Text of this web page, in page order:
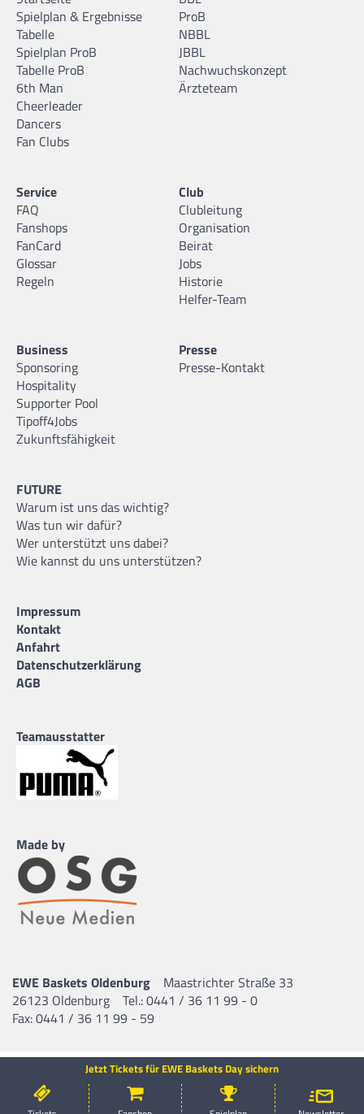
Jetzt Tickets für EWE Baskets Day sichern
Spielplan & Ergebnisse
Tabelle
Spielplan ProB
Tabelle ProB
6th Man
Cheerleader
Dancers
Fan Clubs
ProB
NBBL
JBBL
Nachwuchskonzept
Ärzteteam
Service
FAQ
Fanshops
FanCard
Glossar
Regeln
Club
Clubleitung
Organisation
Beirat
Jobs
Historie
Helfer-Team
Business
Sponsoring
Hospitality
Supporter Pool
Tipoff4Jobs
Zukunftsfähigkeit
Presse
Presse-Kontakt
FUTURE
Warum ist uns das wichtig?
Was tun wir dafür?
Wer unterstützt uns dabei?
Wie kannst du uns unterstützen?
Impressum
Kontakt
Anfahrt
Datenschutzerklärung
AGB
Teamausstatter
Made by
EWE Baskets Oldenburg
Maastrichter Straße 33
26123 Oldenburg
Tel.: 0441 / 36 11 99 - 0
Fax: 0441 / 36 11 99 - 59